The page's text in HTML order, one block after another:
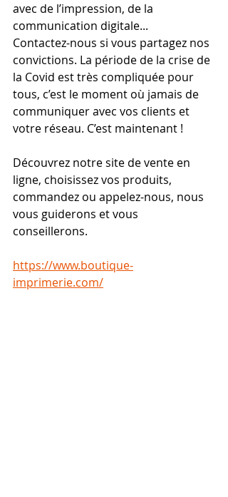
avec de l’impression, de la
communication digitale...
Contactez-nous si vous partagez nos
convictions. La période de la crise de
la Covid est très compliquée pour
tous, c’est le moment où jamais de
communiquer avec vos clients et
votre réseau. C’est maintenant !
Découvrez notre site de vente en
ligne, choisissez vos produits,
commandez ou appelez-nous, nous
vous guiderons et vous
conseillerons.
https://www.boutique-
imprimerie.com/